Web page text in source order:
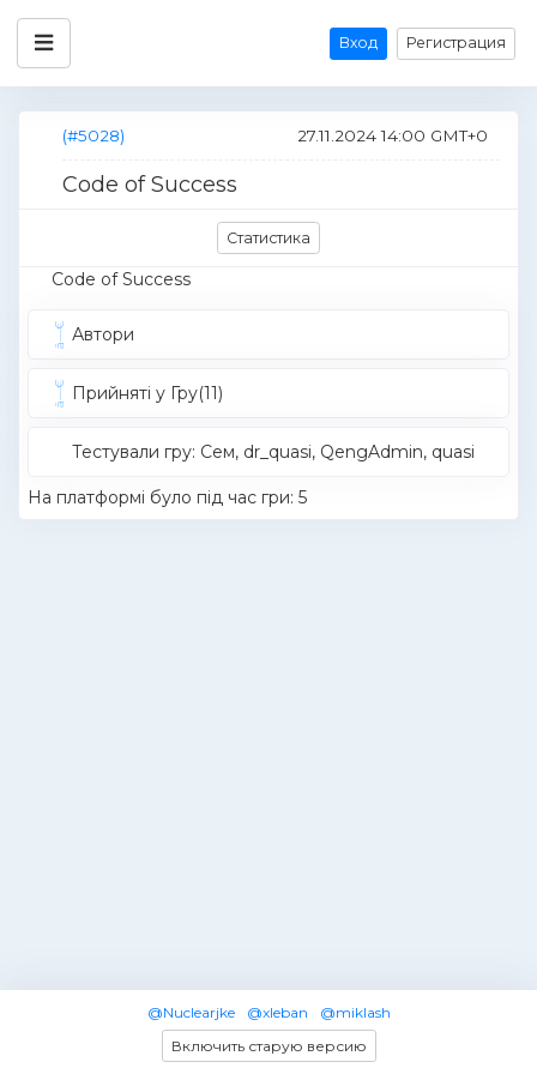
Вход Регистрация
(#5028) 27.11.2024 14:00 GMT+0
Code of Success
Статистика
Code of Success
Автори
Прийняті у Гру(11)
Тестували гру: Cем, dr_quasi, QengAdmin, quasi
На платформі було під час гри: 5
@Nuclearjke @xleban
@miklash
Включить старую версию